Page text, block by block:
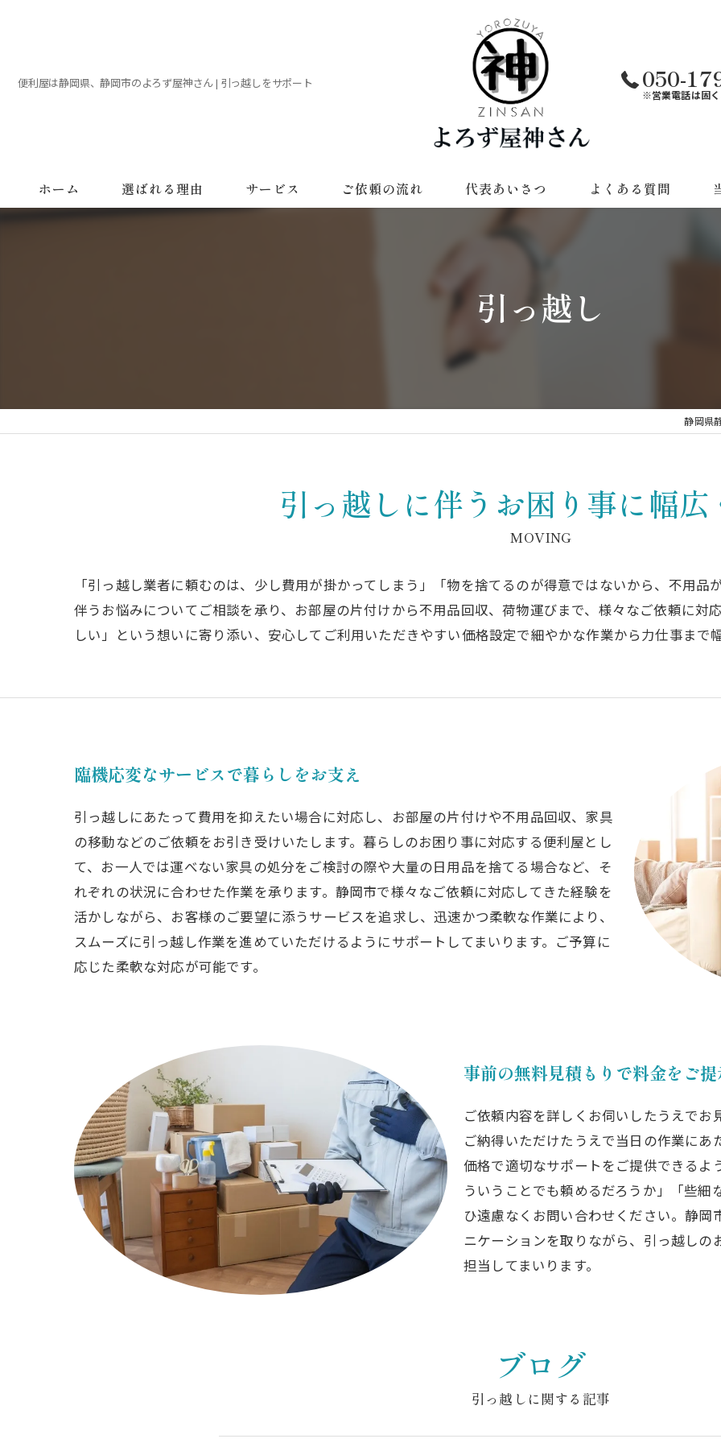
便利屋は静岡県、静岡市のよろず屋神さん | 引っ越しをサポート 050-
※営業電話は固
ホーム 選ばれる理由 サービス ご依頼の流れ 代表あいさつ よくある質問
引っ越し
静岡県
引っ越しに伴うお困り事に幅広
MOVING
「引っ越し業者に頼むのは、少し費用が掛かってしまう」「物を捨てるのが得意ではないから、不用
伴うお悩みについてご相談を承り、お部屋の片付けから不用品回収、荷物運びまで、様々なご依頼に対
しい」という想いに寄り添い、安心してご利用いただきやすい価格設定で細やかな作業から力仕事まで
臨機応変なサービスで暮らしをお支え
引っ越しにあたって費用を抑えたい場合に対応し、お部屋の片付けや不用品回収、家具
の移動などのご依頼をお引き受けいたします。暮らしのお困り事に対応する便利屋とし
て、お一人では運べない家具の処分をご検討の際や大量の日用品を捨てる場合など、そ
れぞれの状況に合わせた作業を承ります。静岡市で様々なご依頼に対応してきた経験を
活かしながら、お客様のご要望に添うサービスを追求し、迅速かつ柔軟な作業により、
スムーズに引っ越し作業を進めていただけるようにサポートしてまいります。ご予算に
応じた柔軟な対応が可能です。
事前の無料見積もりで料金をご
ご依頼内容を詳しくお伺いしたうえで
ご納得いただけたうえで当日の作業に
価格で適切なサポートをご提供できる
ういうことでも頼めるだろうか」「些
ひ遠慮なくお問い合わせください。静
ニケーションを取りながら、引っ越し
担当してまいります。
ブログ
引っ越しに関する記事